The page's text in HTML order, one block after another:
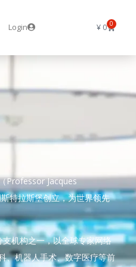
Login ¥0 0
Professor Jacques
特拉斯堡创立，为世界领先
机构之一，以全球专家网络
、机器人手术、数字医疗等前